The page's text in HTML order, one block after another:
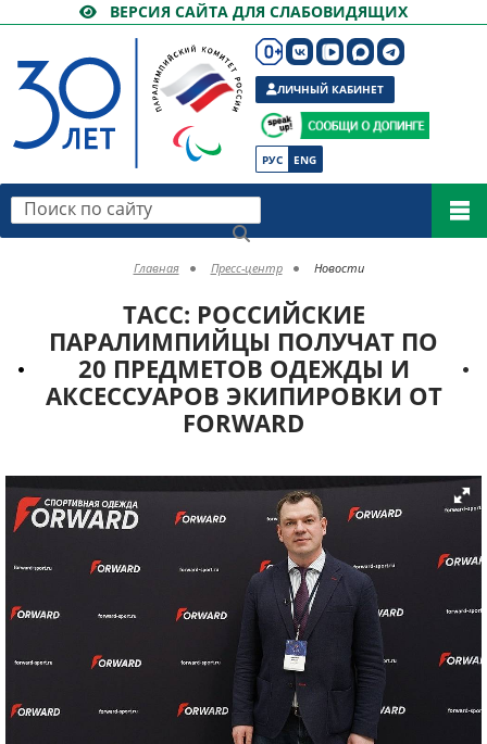
ВЕРСИЯ САЙТА ДЛЯ СЛАБОВИДЯЩИХ
РУС ENG
ЛИЧНЫЙ КАБИНЕТ
Поиск по сайту
Главная Пресс-центр Новости
ТАСС: РОССИЙСКИЕ
ПАРАЛИМПИЙЦЫ ПОЛУЧАТ ПО
20 ПРЕДМЕТОВ ОДЕЖДЫ И
АКСЕССУАРОВ ЭКИПИРОВКИ ОТ
FORWARD